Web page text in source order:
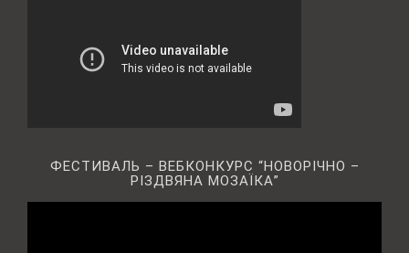
ФЕСТИВАЛЬ – ВЕБКОНКУРС “НОВОРІЧНО –
РІЗДВЯНА МОЗАЇКА”